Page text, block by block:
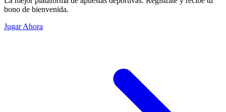
bono de bienvenida.
Jugar Ahora